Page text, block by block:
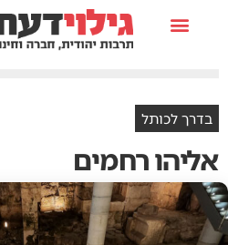
בדרך לכותל
אליהו רחמים